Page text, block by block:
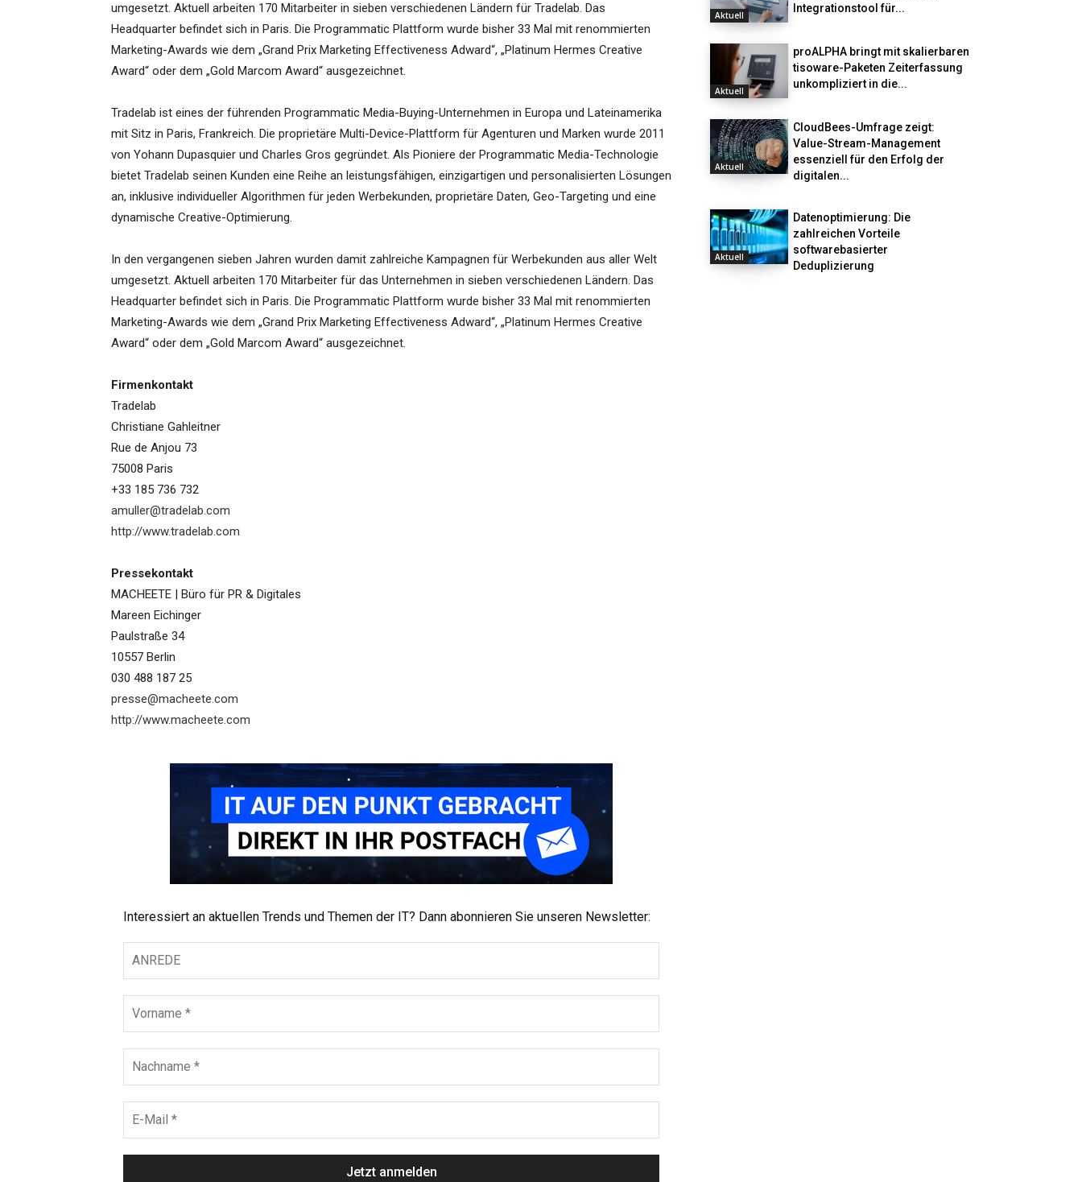
umgesetzt. Aktuell arbeiten 170 Mitarbeiter in sieben verschiedenen Ländern für Tradelab. Das
Headquarter befindet sich in Paris. Die Programmatic Plattform wurde bisher 33 Mal mit renommierten
Marketing-Awards wie dem „Grand Prix Marketing Effectiveness Adward“, „Platinum Hermes Creative
Award“ oder dem „Gold Marcom Award“ ausgezeichnet.
Tradelab ist eines der führenden Programmatic Media-Buying-Unternehmen in Europa und Lateinamerika
mit Sitz in Paris, Frankreich. Die proprietäre Multi-Device-Plattform für Agenturen und Marken wurde 2011
von Yohann Dupasquier und Charles Gros gegründet. Als Pioniere der Programmatic Media-Technologie
bietet Tradelab seinen Kunden eine Reihe an leistungsfähigen, einzigartigen und personalisierten Lösungen
an, inklusive individueller Algorithmen für jeden Werbekunden, proprietäre Daten, Geo-Targeting und eine
dynamische Creative-Optimierung.
In den vergangenen sieben Jahren wurden damit zahlreiche Kampagnen für Werbekunden aus aller Welt
umgesetzt. Aktuell arbeiten 170 Mitarbeiter für das Unternehmen in sieben verschiedenen Ländern. Das
Headquarter befindet sich in Paris. Die Programmatic Plattform wurde bisher 33 Mal mit renommierten
Marketing-Awards wie dem „Grand Prix Marketing Effectiveness Adward“, „Platinum Hermes Creative
Award“ oder dem „Gold Marcom Award“ ausgezeichnet.
Firmenkontakt
Tradelab
Christiane Gahleitner
Rue de Anjou 73
75008 Paris
+33 185 736 732
amuller@tradelab.com
http://www.tradelab.com
Pressekontakt
MACHEETE | Büro für PR & Digitales
Mareen Eichinger
Paulstraße 34
10557 Berlin
030 488 187 25
presse@macheete.com
http://www.macheete.com
Interessiert an aktuellen Trends und Themen der IT? Dann abonnieren Sie unseren Newsletter:
Aktuell
Integrationstool für...
Aktuell
proALPHA bringt mit skalierbaren
tisoware-Paketen Zeiterfassung
unkompliziert in die...
Aktuell
CloudBees-Umfrage zeigt:
Value-Stream-Management
essenziell für den Erfolg der
digitalen...
Aktuell
Datenoptimierung: Die
zahlreichen Vorteile
softwarebasierter
Deduplizierung